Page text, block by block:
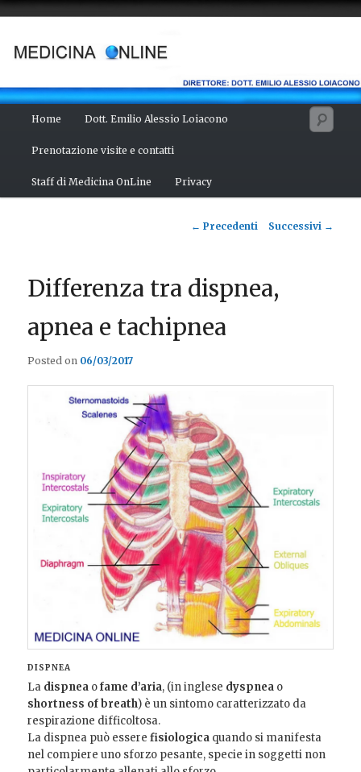
contenuto
principale
Home Dott. Emilio Alessio Loiacono
Prenotazione visite e contatti
Staff di Medicina OnLine Privacy
Navigazione
← Precedenti Successivi →
Differenza tra dispnea,
apnea e tachipnea
Posted on 06/03/2017
DISPNEA
La dispnea ofame d’aria, (in inglese dyspnea o
shortness of breath) è un sintomo caratterizzato da
respirazione difficoltosa.
La dispnea può esserefisiologica quando si manifesta
nel compiere uno sforzo pesante, specie in soggetti non